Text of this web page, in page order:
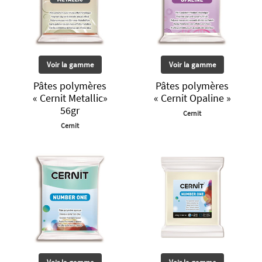
Voir la gamme
Pâtes polymères
« Cernit Metallic»
56gr
Cernit
Voir la gamme
Pâtes polymères
« Cernit Opaline »
Cernit